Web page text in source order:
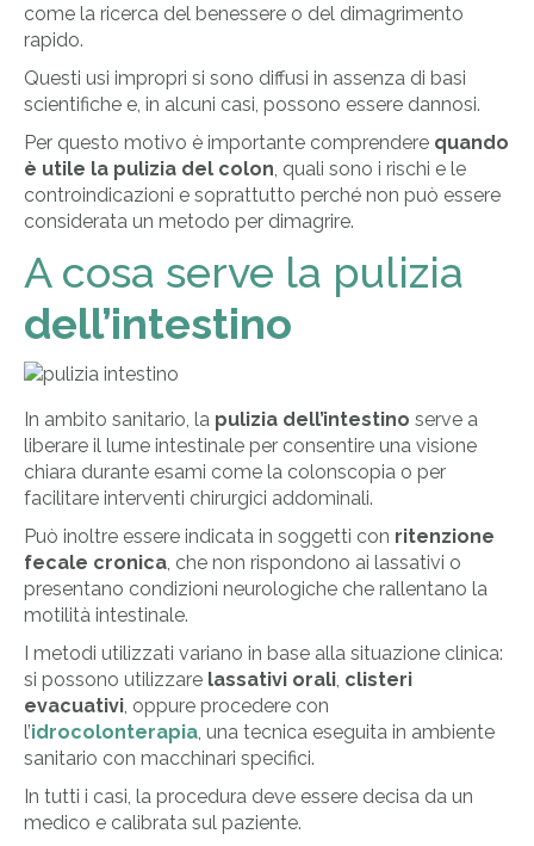
come la ricerca del benessere o del dimagrimento
rapido.
Questi usi impropri si sono diffusi in assenza di basi
scientifiche e, in alcuni casi, possono essere dannosi.
Per questo motivo è importante comprendere quando
è utile la pulizia del colon, quali sono i rischi e le
controindicazioni e soprattutto perché non può essere
considerata un metodo per dimagrire.
A cosa serve la pulizia
dell’intestino
In ambito sanitario, la pulizia dell’intestino serve a
liberare il lume intestinale per consentire una visione
chiara durante esami come la colonscopia o per
facilitare interventi chirurgici addominali.
Può inoltre essere indicata in soggetti con ritenzione
fecale cronica, che non rispondono ai lassativi o
presentano condizioni neurologiche che rallentano la
motilità intestinale.
I metodi utilizzati variano in base alla situazione clinica:
si possono utilizzare lassativi orali, clisteri
evacuativi, oppure procedere con
l’idrocolonterapia, una tecnica eseguita in ambiente
sanitario con macchinari specifici.
In tutti i casi, la procedura deve essere decisa da un
medico e calibrata sul paziente.